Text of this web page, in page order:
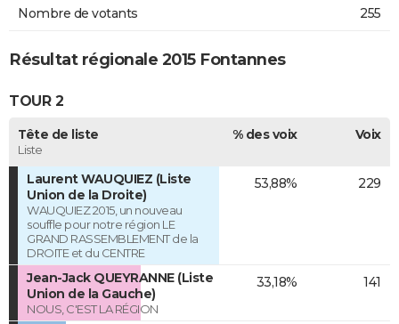
Nombre de votants 255
Résultat régionale 2015 Fontannes
TOUR 2
Tête de liste
Liste
% des voix Voix
Laurent WAUQUIEZ (Liste
Union de la Droite)
WAUQUIEZ 2015, un nouveau
souffle pour notre région LE
GRAND RASSEMBLEMENT de la
DROITE et du CENTRE
53,88% 229
Jean-Jack QUEYRANNE (Liste
Union de la Gauche)
NOUS, C'EST LA RÉGION
33,18% 141